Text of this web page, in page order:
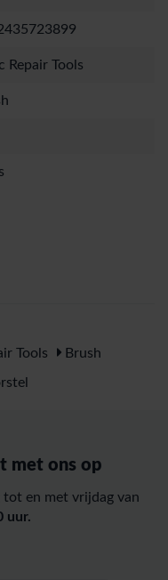
Repair Tools
Tools Brush
met ons op
en met vrijdag van
uur.